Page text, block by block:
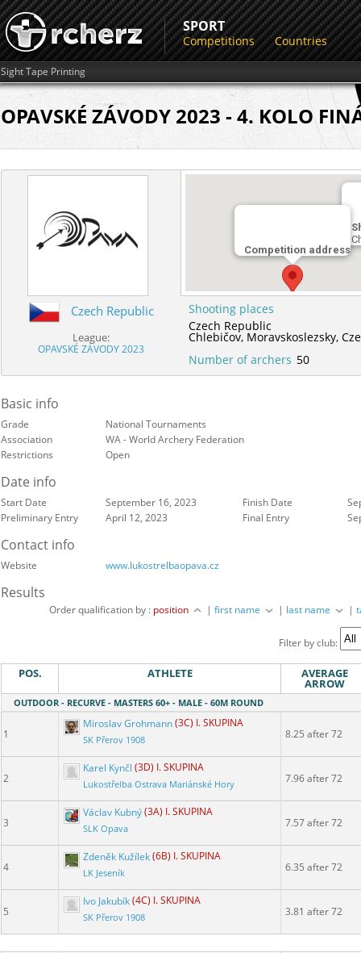
SPORT
Competitions Countries
Sight Tape Printing
OPAVSKÉ ZÁVODY 2023 - 4. KOLO
Competition address
Czech Republic
League:
OPAVSKÉ ZÁVODY 2023
Shooting places
Czech Republic
Chlebičov, Moravskoslezsky,
Number of archers 50
Basic info
Grade
National Tournaments
Association
WA - World Archery Federation
Restrictions
Open
Date info
Start Date September 16, 2023 Finish Date
Preliminary Entry
April 12, 2023 Final Entry
Contact info
Website www.lukostrelbaopava.cz
Results
Order qualification by : position |first name | last name |
Filter by club:
POS. ATHLETE AVERAGE
ARROW
OUTDOOR - RECURVE - MASTERS 60+ - MALE - 60M ROUND
1
Miroslav Grohmann(3C) I. SKUPINA
SK Přerov 1908 8.25 after 72
2
Karel Kynčl (3D) I. SKUPINA
Lukostřelba Ostrava Mariánské Hory 7.96 after 72
3
Václav Kubný(3A) I. SKUPINA
SLK Opava 7.57 after 72
4
Zdeněk Kužílek(6B) I. SKUPINA
LK Jeseník 6.35 after 72
5
Ivo Jakubík(4C) I. SKUPINA
SK Přerov 1908 3.81 after 72